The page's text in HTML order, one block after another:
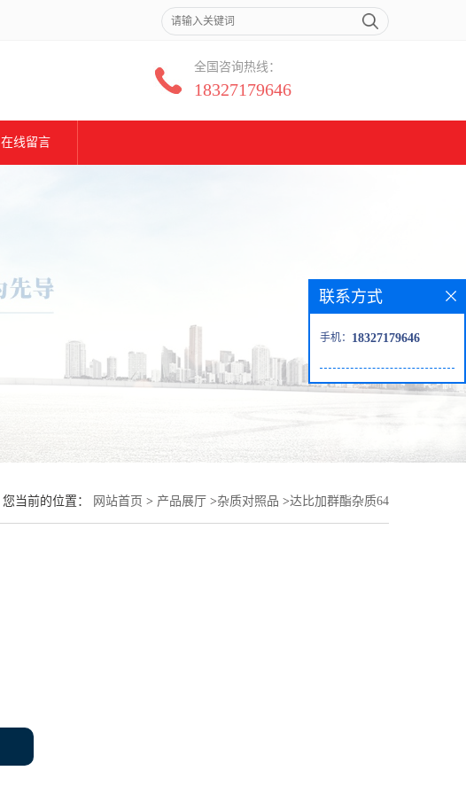
全国咨询热线：
18327179646
在线留言
您当前的位置： 网站首页 > 产品展厅 >杂质对照品 >达比加群酯杂质64
联系方式
手机： 18327179646